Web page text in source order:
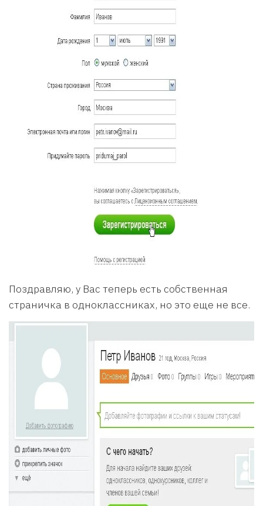
Поздравляю, у Вас теперь есть собственная
страничка в одноклассниках, но это еще не все.